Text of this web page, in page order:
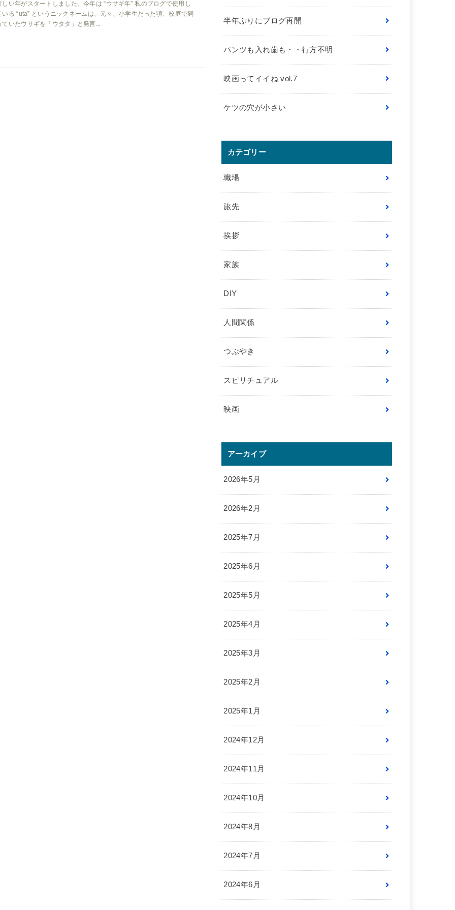
しい年がスタートしました。今年は “ウサギ年” 私のブログで使用し
いる “uta” というニックネームは、元々、小学生だった頃、校庭で飼
ていたウサギを「ウタタ」と発言...
半年ぶりにブログ再開
パンツも入れ歯も・・行方不明
映画ってイイね vol.7
ケツの穴が小さい
カテゴリー
職場
旅先
挨拶
家族
DIY
人間関係
つぶやき
スピリチュアル
映画
アーカイブ
2026年5月
2026年2月
2025年7月
2025年6月
2025年5月
2025年4月
2025年3月
2025年2月
2025年1月
2024年12月
2024年11月
2024年10月
2024年8月
2024年7月
2024年6月